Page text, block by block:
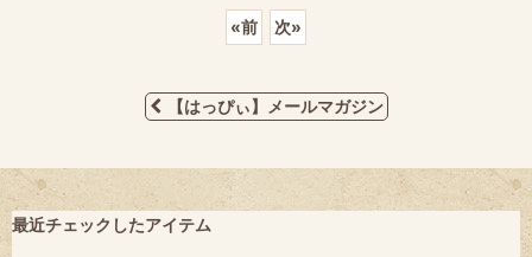
«前 次»
【はっぴぃ】メールマガジン
最近チェックしたアイテム